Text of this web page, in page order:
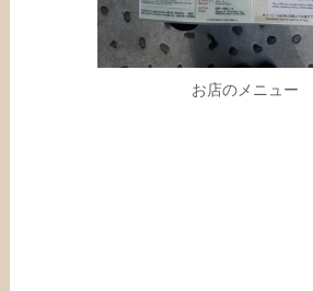
お店のメニュー